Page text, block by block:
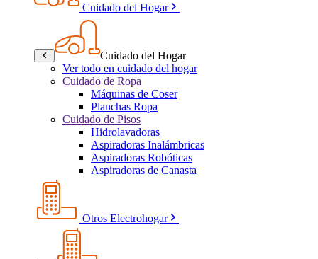
Cuidado del Hogar
Cuidado del Hogar
Ver todo en cuidado del hogar
Cuidado de Ropa
Máquinas de Coser
Planchas Ropa
Cuidado de Pisos
Hidrolavadoras
Aspiradoras Inalámbricas
Aspiradoras Robóticas
Aspiradoras de Canasta
Otros Electrohogar